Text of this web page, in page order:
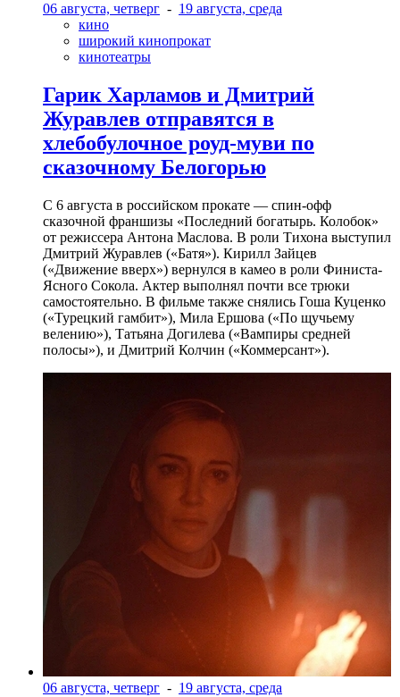
06 августа, четверг - 19 августа, среда
кино
широкий кинопрокат
кинотеатры
Гарик Харламов и Дмитрий
Журавлев отправятся в
хлебобулочное роуд-муви по
сказочному Белогорью
С 6 августа в российском прокате — спин-офф
сказочной франшизы «Последний богатырь. Колобок»
от режиссера Антона Маслова. В роли Тихона выступил
Дмитрий Журавлев («Батя»). Кирилл Зайцев
(«Движение вверх») вернулся в камео в роли Финиста-
Ясного Сокола. Актер выполнял почти все трюки
самостоятельно. В фильме также снялись Гоша Куценко
(«Турецкий гамбит»), Мила Ершова («По щучьему
велению»), Татьяна Догилева («Вампиры средней
полосы»), и Дмитрий Колчин («Коммерсант»).
06 августа, четверг - 19 августа, среда